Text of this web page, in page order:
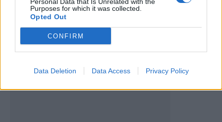
Purposes for which it was collected.
Opted Out
CONFIRM
Data Deletion Data Access Privacy Policy